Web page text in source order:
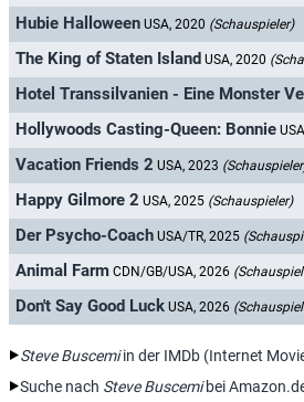
Hubie Halloween USA, 2020 (Schauspieler)
The King of Staten Island USA, 2020
Hotel Transsilvanien - Eine Monster
Hollywoods Casting-Queen: Bonnie
Vacation Friends 2 USA, 2023
Happy Gilmore 2 USA, 2025 (Schauspieler)
Der Psycho-Coach USA/TR, 2025
Animal Farm CDN/GB/USA, 2026
Don't Say Good Luck USA, 2026
Steve Buscemiin der IMDb (Internet
Suche nach Steve Buscemibei